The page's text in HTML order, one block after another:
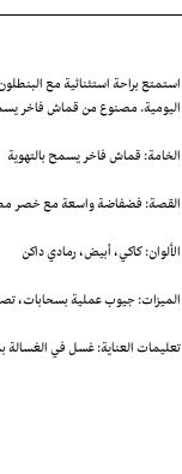
استمتع براحة استثنائية مع
اليومية. مصنوع من قماش فاخر يسمح
الخامة: قماش فاخر يسمح بالتهوية
القصة: فضفاضة واسعة مع خصر
الألوان: كاكي، أبيض، رمادي داكن
الميزات: جيوب عملية بسحابات،
تعليمات العناية: غسل في الغسالة